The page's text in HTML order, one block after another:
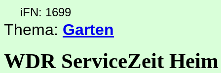
iFN: 1699
Thema: Garten
WDR ServiceZeit